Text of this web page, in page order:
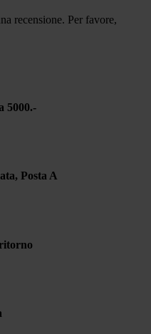
recensione. Per favore,
5000.-
Posta A